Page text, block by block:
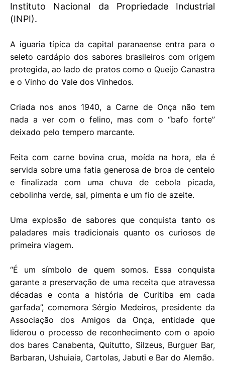
Instituto Nacional da Propriedade Industrial
(INPI).
A iguaria típica da capital paranaense entra para o
seleto cardápio dos sabores brasileiros com origem
protegida, ao lado de pratos como o Queijo Canastra
e o Vinho do Vale dos Vinhedos.
Criada nos anos 1940, a Carne de Onça não tem
nada a ver com o felino, mas com o “bafo forte”
deixado pelo tempero marcante.
Feita com carne bovina crua, moída na hora, ela é
servida sobre uma fatia generosa de broa de centeio
e finalizada com uma chuva de cebola picada,
cebolinha verde, sal, pimenta e um fio de azeite.
Uma explosão de sabores que conquista tanto os
paladares mais tradicionais quanto os curiosos de
primeira viagem.
“É um símbolo de quem somos. Essa conquista
garante a preservação de uma receita que atravessa
décadas e conta a história de Curitiba em cada
garfada”, comemora Sérgio Medeiros, presidente da
Associação dos Amigos da Onça, entidade que
liderou o processo de reconhecimento com o apoio
dos bares Canabenta, Quitutto, Silzeus, Burguer Bar,
Barbaran, Ushuiaia, Cartolas, Jabuti e Bar do Alemão.